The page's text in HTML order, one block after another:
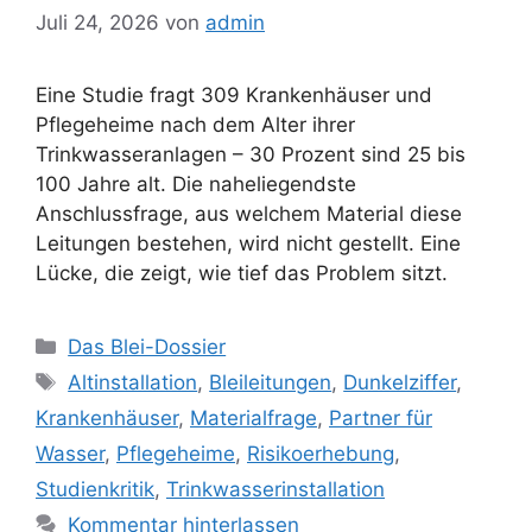
Juli 24, 2026 von admin
Eine Studie fragt 309 Krankenhäuser und
Pflegeheime nach dem Alter ihrer
Trinkwasseranlagen – 30 Prozent sind 25 bis
100 Jahre alt. Die naheliegendste
Anschlussfrage, aus welchem Material diese
Leitungen bestehen, wird nicht gestellt. Eine
Lücke, die zeigt, wie tief das Problem sitzt.
Kategorien
Das Blei-Dossier
Schlagwörter
Altinstallation, Bleileitungen, Dunkelziffer,
Krankenhäuser, Materialfrage, Partner für
Wasser, Pflegeheime, Risikoerhebung,
Studienkritik, Trinkwasserinstallation
Kommentar hinterlassen